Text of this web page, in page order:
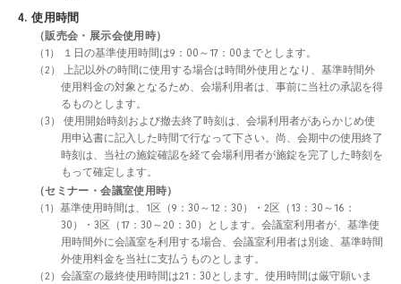
4. 使用時間
（販売会・展示会使用時）
（1） １日の基準使用時間は9：00～17：00までとします。
（2） 上記以外の時間に使用する場合は時間外使用となり、基準時間外
使用料金の対象となるため、会場利用者は、事前に当社の承認を得
るものとします。
（3） 使用開始時刻および撤去終了時刻は、会場利用者があらかじめ使
用申込書に記入した時間で行なって下さい。尚、会期中の使用終了
時刻は、当社の施錠確認を経て会場利用者が施錠を完了した時刻を
もって確定します。
（セミナー・会議室使用時）
（1）基準使用時間は、1区（9：30～12：30）・2区（13：30～16：
30）・3区（17：30～20：30）とします。会議室利用者が、基準使
用時間外に会議室を利用する場合、会議室利用者は別途、基準時間
外使用料金を当社に支払うものとします。
（2）会議室の最終使用時間は21：30とします。使用時間は厳守願いま